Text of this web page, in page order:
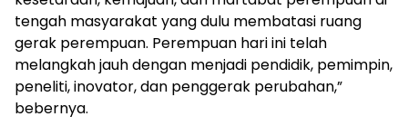
tengah masyarakat yang dulu membatasi ruang
gerak perempuan. Perempuan hari ini telah
melangkah jauh dengan menjadi pendidik, pemimpin,
peneliti, inovator, dan penggerak perubahan,”
bebernya.